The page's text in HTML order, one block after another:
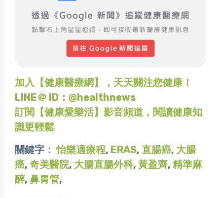
加入【健康醫療網】，天天關注您健康！
LINE＠ ID：@healthnews
訂閱【健康愛樂活】影音頻道，閱讀健康知
識更輕鬆
關鍵字：怡樂適療程, ERAS, 直腸癌, 大腸
癌, 奇美醫院, 大腸直腸外科, 黃盈齊, 精準麻
醉, 鼻胃管,